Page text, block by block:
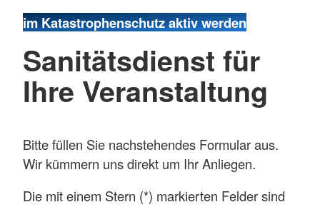
im Katastrophenschutz aktiv werden
Sanitätsdienst für
Ihre Veranstaltung
Bitte füllen Sie nachstehendes Formular aus.
Wir kümmern uns direkt um Ihr Anliegen.
Die mit einem Stern (*) markierten Felder sind